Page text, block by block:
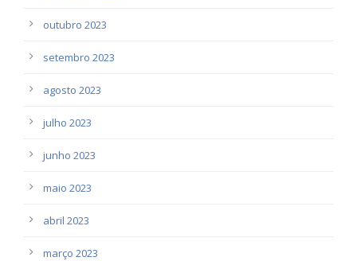
outubro 2023
setembro 2023
agosto 2023
julho 2023
junho 2023
maio 2023
abril 2023
março 2023